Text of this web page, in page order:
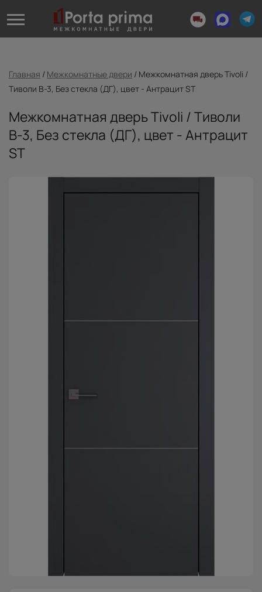
Главная / Межкомнатные двери / Межкомнатная дверь Tivoli /
Тиволи В-3, Без стекла (ДГ), цвет - Антрацит ST
Межкомнатная дверь Tivoli / Тиволи
В-3, Без стекла (ДГ), цвет - Антрацит
ST